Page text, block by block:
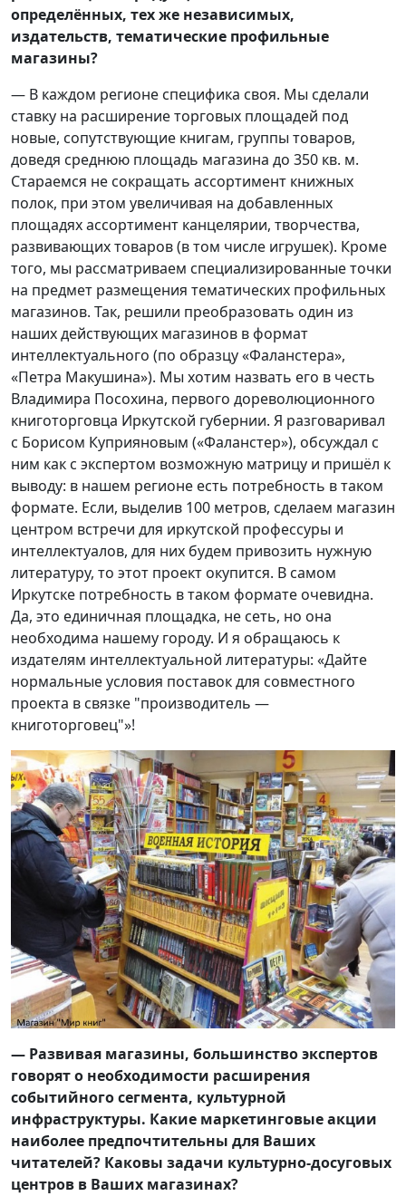
определённых, тех же независимых,
издательств, тематические профильные
магазины?
— В каждом регионе специфика своя. Мы сделали
ставку на расширение торговых площадей под
новые, сопутствующие книгам, группы товаров,
доведя среднюю площадь магазина до 350 кв. м.
Стараемся не сокращать ассортимент книжных
полок, при этом увеличивая на добавленных
площадях ассортимент канцелярии, творчества,
развивающих товаров (в том числе игрушек). Кроме
того, мы рассматриваем специализированные точки
на предмет размещения тематических профильных
магазинов. Так, решили преобразовать один из
наших действующих магазинов в формат
интеллектуального (по образцу «Фаланстера»,
«Петра Макушина»). Мы хотим назвать его в честь
Владимира Посохина, первого дореволюционного
книготорговца Иркутской губернии. Я разговаривал
с Борисом Куприяновым («Фаланстер»), обсуждал с
ним как с экспертом возможную матрицу и пришёл к
выводу: в нашем регионе есть потребность в таком
формате. Если, выделив 100 метров, сделаем магазин
центром встречи для иркутской профессуры и
интеллектуалов, для них будем привозить нужную
литературу, то этот проект окупится. В самом
Иркутске потребность в таком формате очевидна.
Да, это единичная площадка, не сеть, но она
необходима нашему городу. И я обращаюсь к
издателям интеллектуальной литературы: «Дайте
нормальные условия поставок для совместного
проекта в связке "производитель —
книготорговец"»!
— Развивая магазины, большинство экспертов
говорят о необходимости расширения
событийного сегмента, культурной
инфраструктуры. Какие маркетинговые акции
наиболее предпочтительны для Ваших
читателей? Каковы задачи культурно-досуговых
центров в Ваших магазинах?